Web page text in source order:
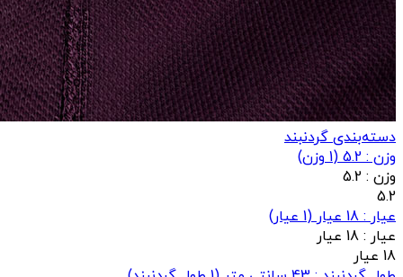
دسته‌بندی گردنبند
وزن : 5.2
(
1 وزن)
وزن : 5.2
5.2
عيار : 18 عیار
(
1 عيار)
عيار : 18 عیار
18 عیار